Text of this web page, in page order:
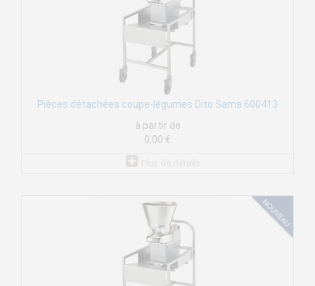
Pièces détachées coupe-légumes Dito Sama 600413
à partir de
0,00 €